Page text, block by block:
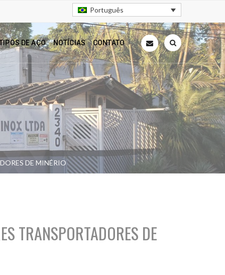
Português
DE AÇO NOTÍCIAS CONTATO
DE MINÉRIO
TRANSPORTADORES DE